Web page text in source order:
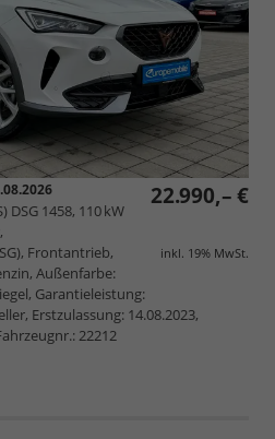
22.990,– €
inkl. 19% MwSt.
DSG 1458, 110 kW
Frontantrieb,
Außenfarbe:
Garantieleistung:
Erstzulassung: 14.08.2023,
22212